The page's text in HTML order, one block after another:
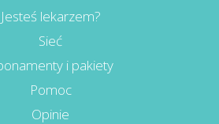
Jesteś lekarzem?
Sieć
i pakiety
Pomoc
Opinie